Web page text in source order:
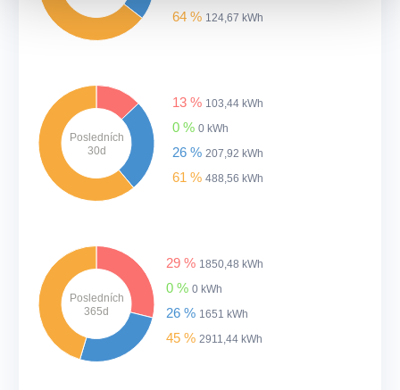
64 % 124,67 kWh
Posledních
30d
13 % 103,44 kWh
0 % 0 kWh
26 % 207,92 kWh
61 % 488,56 kWh
Posledních
365d
29 % 1850,48 kWh
0 % 0 kWh
26 % 1651 kWh
45 % 2911,44 kWh